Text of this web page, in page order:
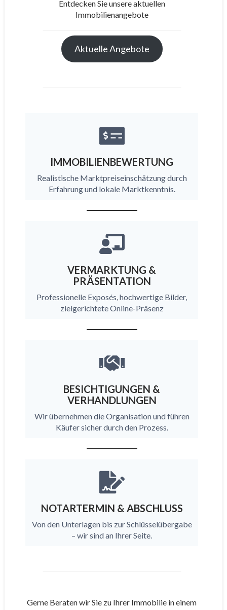
Entdecken Sie unsere aktuellen
Immobilienangebote
Aktuelle Angebote
IMMOBILIENBEWERTUNG
Realistische Marktpreiseinschätzung durch
Erfahrung und lokale Marktkenntnis.
VERMARKTUNG &
PRÄSENTATION
Professionelle Exposés, hochwertige Bilder,
zielgerichtete Online-Präsenz
BESICHTIGUNGEN &
VERHANDLUNGEN
Wir übernehmen die Organisation und führen
Käufer sicher durch den Prozess.
NOTARTERMIN & ABSCHLUSS
Von den Unterlagen bis zur Schlüsselübergabe
– wir sind an Ihrer Seite.
Gerne Beraten wir Sie zu Ihrer Immobilie in einem